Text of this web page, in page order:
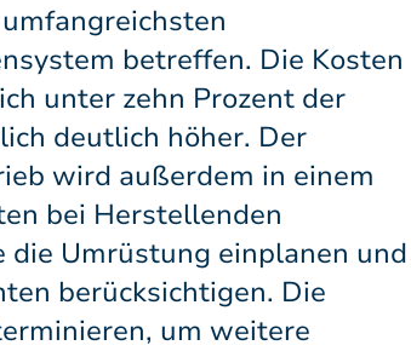
betreffen. Die Kosten
unter zehn Prozent der
deutlich höher. Der
wird außerdem in einem
bei Herstellenden
Umrüstung einplanen und
berücksichtigen. Die
um weitere